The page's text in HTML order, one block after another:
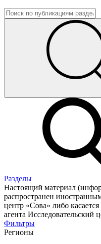
Разделы
Настоящий материал
распространен
центр «Сова» либо
агента Исследовательский
Фильтры
Регионы